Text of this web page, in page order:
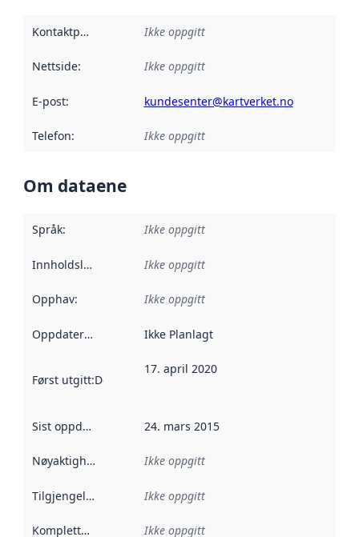
Kontaktpunkt Ikke oppgitt
Nettside: Ikke oppgitt
E-post: kundesenter@kartverket.no
Telefon: Ikke oppgitt
Om dataene
Språk: Ikke oppgitt
Innholdsleverandører :
Ikke oppgitt
Opphav: Ikke oppgitt
Oppdateringsfrekvens :
Ikke Planlagt
Først utgitt:Denne datoen sier når dataene i dette
17. april 2020
Sist oppdatert 24. mars 2015
Nøyaktighet Ikke oppgitt
Tilgjengelighet Ikke oppgitt
Kompletthet Ikke oppgitt